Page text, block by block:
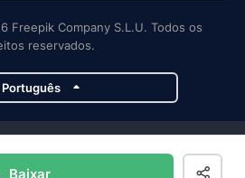
Baixar
Freepik Company S.L.U. Todos os
reservados.
Português